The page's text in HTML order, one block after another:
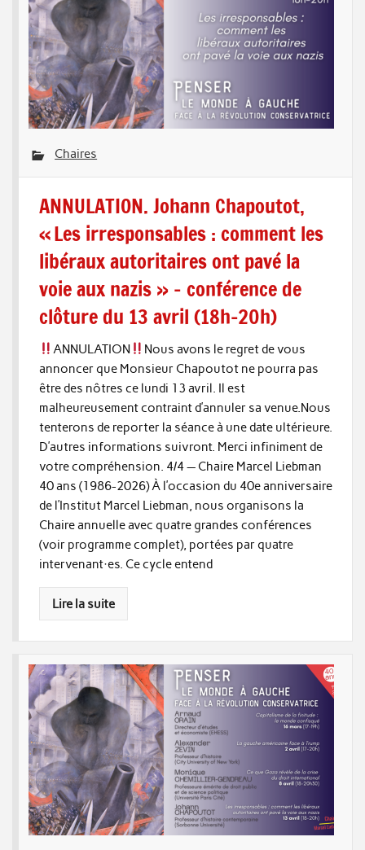
Chaires
ANNULATION. Johann Chapoutot,
« Les irresponsables : comment les
libéraux autoritaires ont pavé la
voie aux nazis » – conférence de
clôture du 13 avril (18h-20h)
ANNULATION
Nous avons le regret de vous
annoncer que Monsieur Chapoutot ne pourra pas
être des nôtres ce lundi 13 avril. Il est
malheureusement contraint d’annuler sa venue.Nous
tenterons de reporter la séance à une date ultérieure.
D’autres informations suivront. Merci infiniment de
votre compréhension. 4/4 — Chaire Marcel Liebman
40 ans (1986-2026) À l’occasion du 40e anniversaire
de l’Institut Marcel Liebman, nous organisons la
Chaire annuelle avec quatre grandes conférences
(voir programme complet), portées par quatre
intervenant·es. Ce cycle entend
Lire la suite